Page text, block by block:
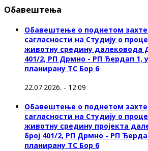
Обавештења
Обавештење о поднетом
сагласности на Студију о
животну средину далековода
401/2, РП Дрмно - РП Ђердап 1,
планирану ТС Бор 6
22.07.2026. - 12:09
Обавештење о поднетом
сагласности на Студију о
животну средину пројекта
број 401/2, РП Дрмно - РП
планирану ТС Бор 6